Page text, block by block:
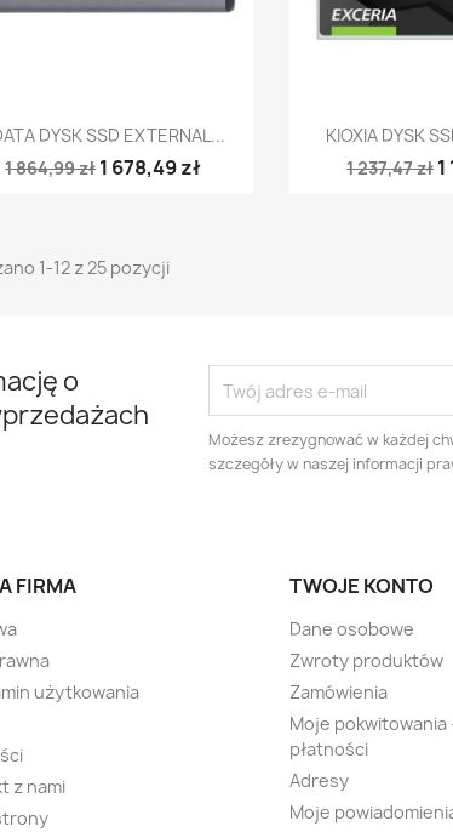
Szybki podgląd
DYSK SSD EXTERNAL...
1 864,99 zł1 678,49 zł
 Szybki
KIOXIA DYSK
1 237,47 zł1
1-12 z 25 pozycji
o
Możesz zrezygnować w każdej
szczegóły w naszej informacji
FIRMA
użytkowania
z nami
TWOJE KONTO
Dane osobowe
Zwroty produktów
Zamówienia
Moje
płatności
Adresy
Moje